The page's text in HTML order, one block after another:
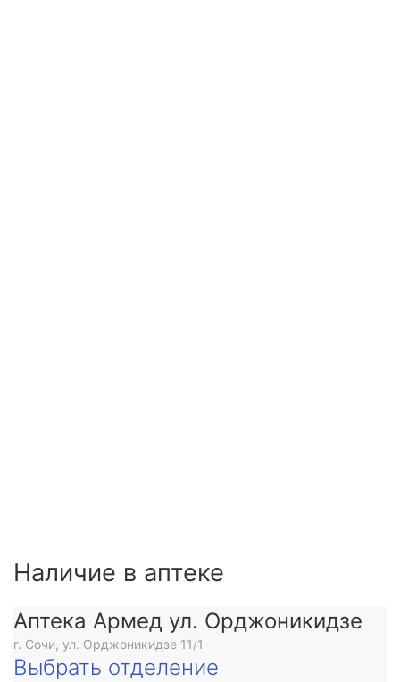
Наличие в аптеке
Аптека Армед ул. Орджоникидзе
г. Сочи, ул. Орджоникидзе 11/1
Выбрать отделение